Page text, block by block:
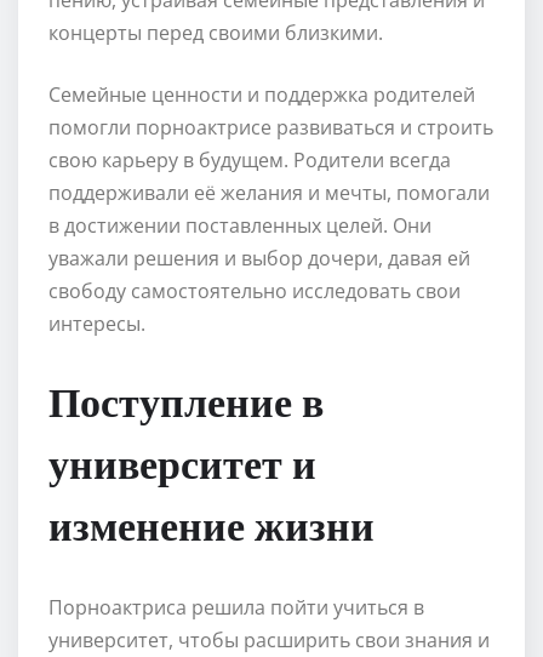
концерты перед своими близкими.
Семейные ценности и поддержка родителей
помогли порноактрисе развиваться и строить
свою карьеру в будущем. Родители всегда
поддерживали её желания и мечты, помогали
в достижении поставленных целей. Они
уважали решения и выбор дочери, давая ей
свободу самостоятельно исследовать свои
интересы.
Поступление в
университет и
изменение жизни
Порноактриса решила пойти учиться в
университет, чтобы расширить свои знания и